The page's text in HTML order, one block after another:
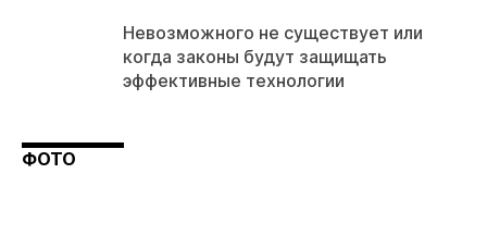
Невозможного не существует или
когда законы будут защищать
эффективные технологии
ФОТО